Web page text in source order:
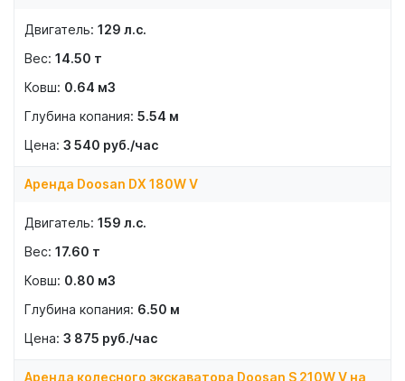
129 л.с.
14.50 т
0.64 м3
5.54 м
3 540 руб./час
Аренда Doosan DX 180W V
159 л.с.
17.60 т
0.80 м3
6.50 м
3 875 руб./час
Аренда колесного экскаватора Doosan S 210W V на